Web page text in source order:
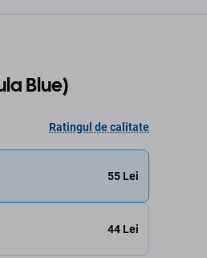
Blue)
Ratingul de calitate
55 Lei
44 Lei